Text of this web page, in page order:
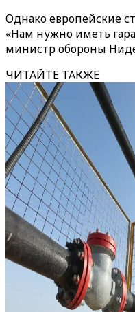
Однако европейские
«Нам нужно иметь
министр обороны
ЧИТАЙТЕ ТАКЖЕ